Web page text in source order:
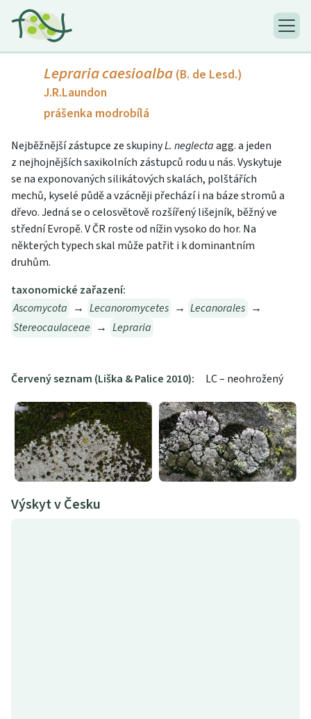
Lepraria caesioalba (B. de Lesd.)
J.R.Laundon
prášenka modrobílá
Nejběžnější zástupce ze skupinyL. neglectaagg. a jeden
z nejhojnějších saxikolních zástupců rodu u nás. Vyskytuje
se na exponovaných silikátových skalách, polštářích
mechů, kyselé půdě a vzácněji přechází i na báze stromů a
dřevo. Jedná se o celosvětově rozšířený lišejník, běžný ve
střední Evropě. V ČR roste od nížin vysoko do hor. Na
některých typech skal může patřit i k dominantním
druhům.
taxonomické zařazení:
Ascomycota → Lecanoromycetes → Lecanorales →
Stereocaulaceae → Lepraria
Červený seznam (Liška & Palice 2010): LC – neohrožený
Výskyt v Česku